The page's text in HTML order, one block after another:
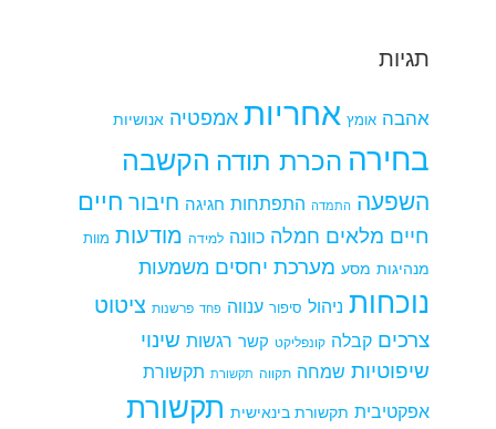
תגיות
אהבה אומץ אחריות אמפטיה אנושיות
בחירה הכרת תודה הקשבה
השפעה התמדה התפתחות חגיגה חיבור חיים
חיים מלאים חמלה כוונה למידה מודעות מוות
מנהיגות מסע מערכת יחסים משמעות
נוכחות ניהול סיפור ענווה פחד פרשנות ציטוט
צרכים קבלה קונפליקט קשר רגשות שינוי
שיפוטיות שמחה תקווה תקשורת תקשורת
אפקטיבית תקשורת בינאישית תקשורת